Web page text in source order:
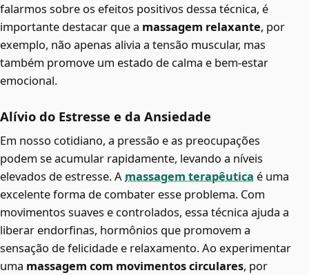
falarmos sobre os efeitos positivos dessa técnica, é
importante destacar que a massagem relaxante, por
exemplo, não apenas alivia a tensão muscular, mas
também promove um estado de calma e bem-estar
emocional.
Alívio do Estresse e da Ansiedade
Em nosso cotidiano, a pressão e as preocupações
podem se acumular rapidamente, levando a níveis
elevados de estresse. A massagem terapêutica é uma
excelente forma de combater esse problema. Com
movimentos suaves e controlados, essa técnica ajuda a
liberar endorfinas, hormônios que promovem a
sensação de felicidade e relaxamento. Ao experimentar
uma massagem com movimentos circulares, por